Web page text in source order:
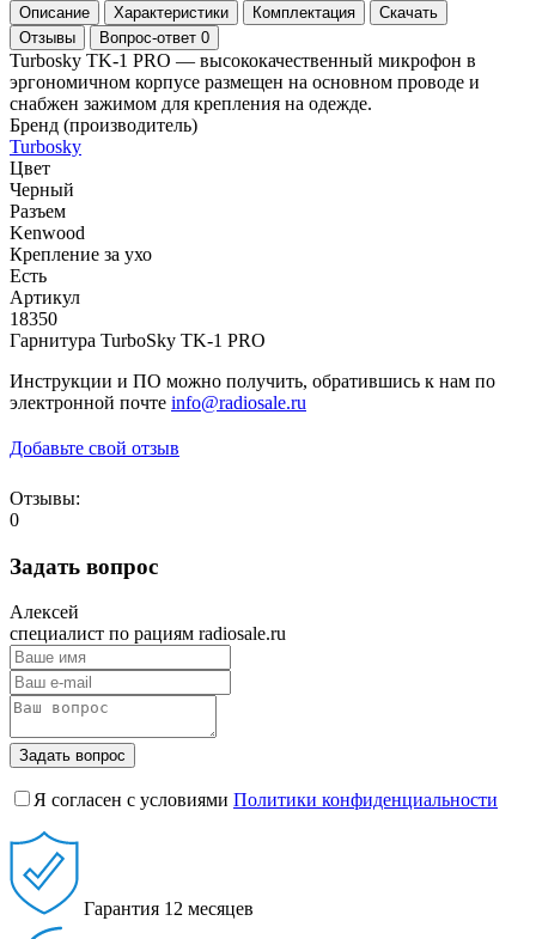
Описание Характеристики Комплектация
Скачать
Отзывы
Вопрос-ответ 0
Turbosky TK-1 PRO — высококачественный микрофон в
эргономичном корпусе размещен на основном проводе и
снабжен зажимом для крепления на одежде.
Бренд (производитель)
Turbosky
Цвет
Черный
Разъем
Kenwood
Крепление за ухо
Есть
Артикул
18350
Гарнитура TurboSky TK-1 PRO
Инструкции и ПО можно получить, обратившись к нам по
электронной почте info@radiosale.ru
Добавьте свой отзыв
Отзывы:
0
Задать вопрос
Алексей
специалист по рациям radiosale.ru
Задать вопрос
Я согласен с условиями Политики конфиденциальности
Гарантия 12 месяцев